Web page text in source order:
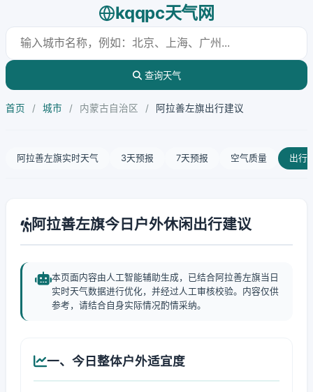
kqqpc天气网
查询天气
首页 / 城市 / 内蒙古自治区 / 阿拉善左旗出行建议
阿拉善左旗实时天气 3天预报 7天预报 空气质量 出行
阿拉善左旗今日户外休闲出行建议
本页面内容由人工智能辅助生成，已结合阿拉善左旗当日
实时天气数据进行优化，并经过人工审核校验。内容仅供
参考，请结合自身实际情况酌情采纳。
一、今日整体户外适宜度